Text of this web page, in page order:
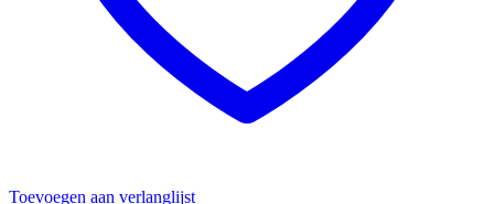
Toevoegen aan verlanglijst